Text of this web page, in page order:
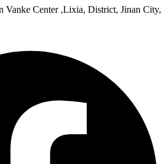
Vanke Center ,Lixia, District, Jinan City,